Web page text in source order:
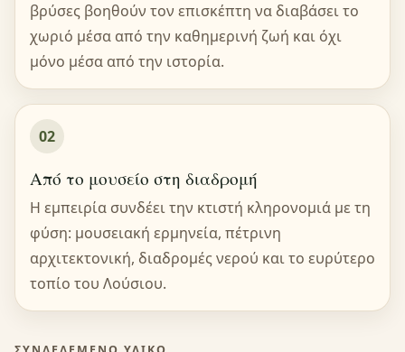
βρύσες βοηθούν τον επισκέπτη να διαβάσει το
χωριό μέσα από την καθημερινή ζωή και όχι
μόνο μέσα από την ιστορία.
02
Από το μουσείο στη διαδρομή
Η εμπειρία συνδέει την κτιστή κληρονομιά με τη
φύση: μουσειακή ερμηνεία, πέτρινη
αρχιτεκτονική, διαδρομές νερού και το ευρύτερο
τοπίο του Λούσιου.